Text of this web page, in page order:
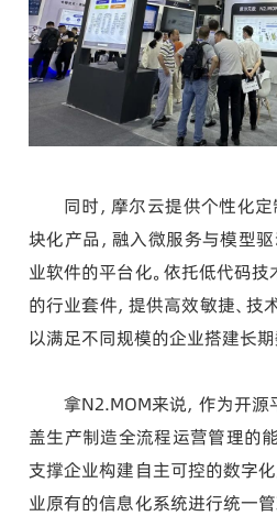
同时，摩尔云提供个性化
块化产品，融入微服务与模型驱
业软件的平台化。依托低代码
的行业套件，提供高效敏捷、技
以满足不同规模的企业搭建长
拿N2.MOM来说，作为开源
盖生产制造全流程运营管理的
支撑企业构建自主可控的数字
业原有的信息化系统进行统一